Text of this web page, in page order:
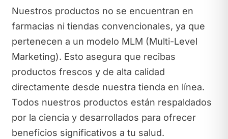
Nuestros productos no se encuentran en
farmacias ni tiendas convencionales, ya que
pertenecen a un modelo MLM (Multi-Level
Marketing). Esto asegura que recibas
productos frescos y de alta calidad
directamente desde nuestra tienda en línea.
Todos nuestros productos están respaldados
por la ciencia y desarrollados para ofrecer
beneficios significativos a tu salud.